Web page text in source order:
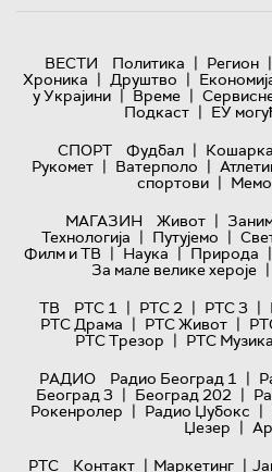
ВЕСТИ Политика | Регион |
Хроника | Друштво |
у Украјини | Време |
Подкаст | ЕУ
СПОРТ
Фудбал | Кошарка
Рукомет | Ватерполо |
спортови |
МАГАЗИН
Живот |
Технологијa | Путујемо |
Филм и ТВ | Наука | Природа |
За мале велике хероје |
ТВ
РТС 1 | РТС 2 | РТС 3 |
РТС Драма | РТС Живот |
РТС Трезор | РТС Музика
РАДИО
Радио Београд 1 |
Београд 3 | Београд 202 |
Рокенролер | Радио Џубокс |
Џезер |
РТС
Контакт | Маркетинг |